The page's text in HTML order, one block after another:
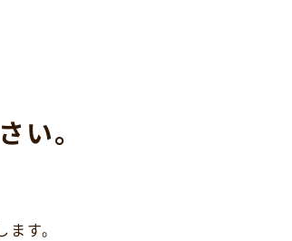
い。
す。